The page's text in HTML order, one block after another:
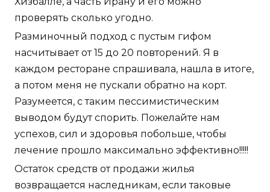
проверять сколько угодно.
Разминочный подход с пустым гифом
насчитывает от 15 до 20 повторений. Я в
каждом ресторане спрашивала, нашла в итоге,
а потом меня не пускали обратно на корт.
Разумеется, с таким пессимистическим
выводом будут спорить. Пожелайте нам
успехов, сил и здоровья побольше, чтобы
лечение прошло максимально эффективно!!!!!
Остаток средств от продажи жилья
возвращается наследникам, если таковые